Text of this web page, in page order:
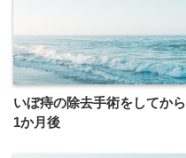
いぼ痔の除去手術をしてから
1か月後